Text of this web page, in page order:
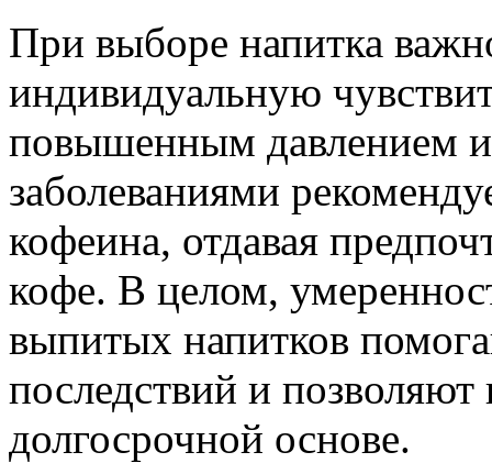
При выборе напитка
индивидуальную
повышенным давлением
заболеваниями
кофеина, отдавая
кофе. В целом,
выпитых напитков
последствий и позволяют
долгосрочной основе.